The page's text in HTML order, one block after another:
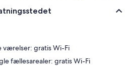
gratis Wi-Fi
fællesarealer: gratis Wi-Fi